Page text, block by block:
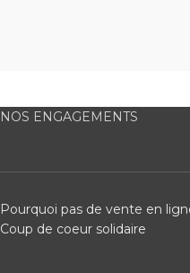
NOS ENGAGEMENTS
Pourquoi pas de vente en
Coup de coeur solidaire